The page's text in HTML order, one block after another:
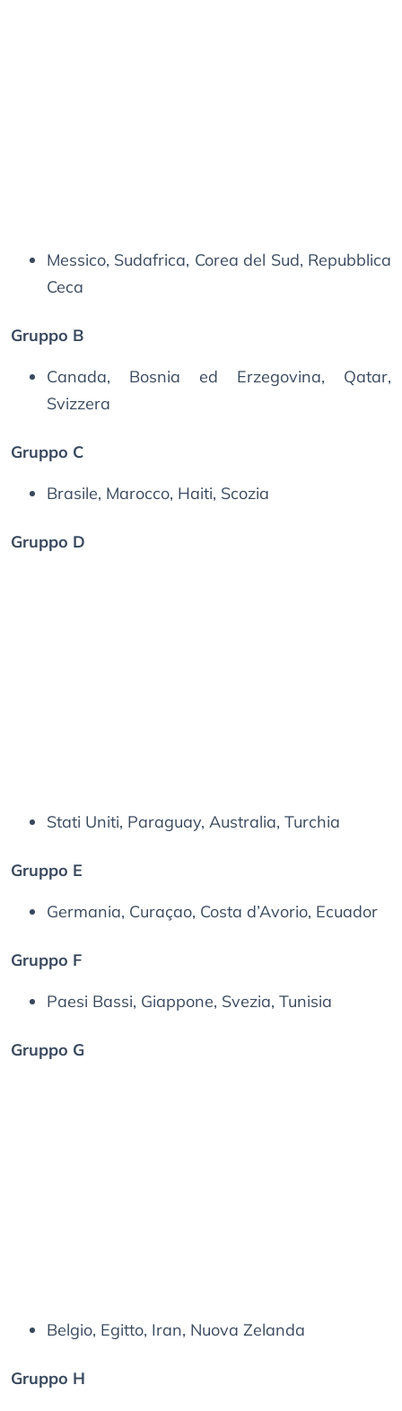
Messico, Sudafrica, Corea del Sud, Repubblica
Ceca
Gruppo B
Canada, Bosnia ed Erzegovina, Qatar,
Svizzera
Gruppo C
Brasile, Marocco, Haiti, Scozia
Gruppo D
Stati Uniti, Paraguay, Australia, Turchia
Gruppo E
Germania, Curaçao, Costa d’Avorio, Ecuador
Gruppo F
Paesi Bassi, Giappone, Svezia, Tunisia
Gruppo G
Belgio, Egitto, Iran, Nuova Zelanda
Gruppo H